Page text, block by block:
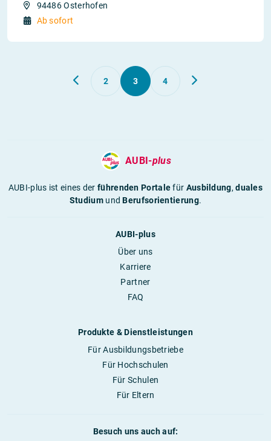
94486 Osterhofen
Ab sofort
2 3 4
AUBI-plus
AUBI-plus ist eines derführenden Portalefür Ausbildung,duales
StudiumundBerufsorientierung.
AUBI-plus
Über uns
Karriere
Partner
FAQ
Produkte & Dienstleistungen
Für Ausbildungsbetriebe
Für Hochschulen
Für Schulen
Für Eltern
Besuch uns auch auf: